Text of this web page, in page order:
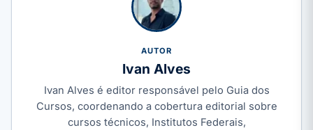
AUTOR
Ivan Alves
Ivan Alves é editor responsável pelo Guia dos
Cursos, coordenando a cobertura editorial sobre
cursos técnicos, Institutos Federais,